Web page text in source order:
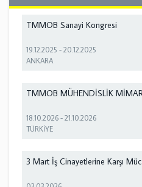
TMMOB Sanayi Kongresi
19.12.2025 -20.12.2025
ANKARA
TMMOB MÜHENDİSLİK
18.10.2026 -21.10.2026
TÜRKİYE
3 Mart İş Cinayetlerine Karşı